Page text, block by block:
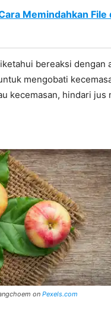
Memindahkan
bereaksi
mengobati
kecemasan, hindari jus
on Pexels.com